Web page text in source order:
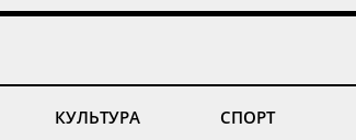
КУЛЬТУРА СПОРТ